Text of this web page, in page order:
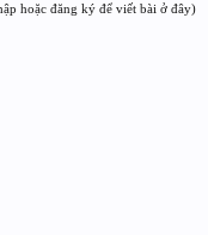
hoặc đăng ký để viết bài ở đây)